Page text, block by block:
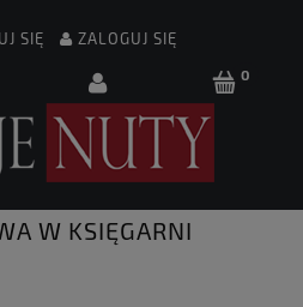
SIĘ ZALOGUJ SIĘ
W KSIĘGARNI